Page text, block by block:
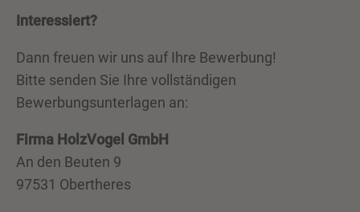
Interessiert?
Dann freuen wir uns auf Ihre Bewerbung!
Bitte senden Sie Ihre vollständigen
Bewerbungsunterlagen an:
Firma HolzVogel GmbH
An den Beuten 9
97531 Obertheres